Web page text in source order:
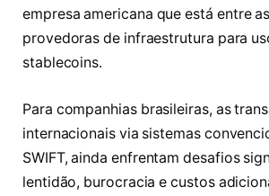
empresa americana que está entre
provedoras de infraestrutura para
stablecoins.
Para companhias brasileiras, as
internacionais via sistemas
SWIFT, ainda enfrentam desafios
lentidão, burocracia e custos